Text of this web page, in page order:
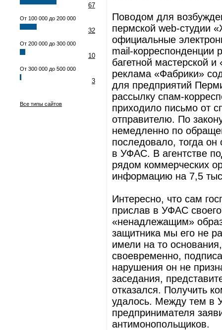
67
От 100 000 до 200 000
32
От 200 000 до 300 000
10
От 300 000 до 500 000
3
Все типы сайтов
Поводом для
пермской web-студии
официальные
mail-корреспонденции
багетной мастерской
реклама «Фабрики»
для предприятий
рассылку спам-
приходило письмо от
отправителю. По
немедленно по
последовало, тогда
в УФАС. В агентстве
рядом коммерческих
информацию на 7,5
Интересно, что сам
прислав в УФАС
«ненадлежащим»
защитника мы его не
имели на то
своевременно,
нарушения он не
заседания,
отказался. Получить
удалось. Между тем в
предпринимателя
антимонопольщиков.